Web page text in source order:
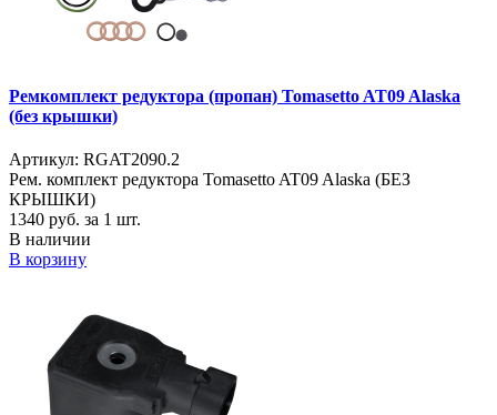
Ремкомплект редуктора (пропан) Tomasetto AT09 Alaska
(без крышки)
Артикул: RGAT2090.2
Рем. комплект редуктора Tomasetto AT09 Alaska (БЕЗ
КРЫШКИ)
1340 руб. за 1 шт.
В наличии
В корзину